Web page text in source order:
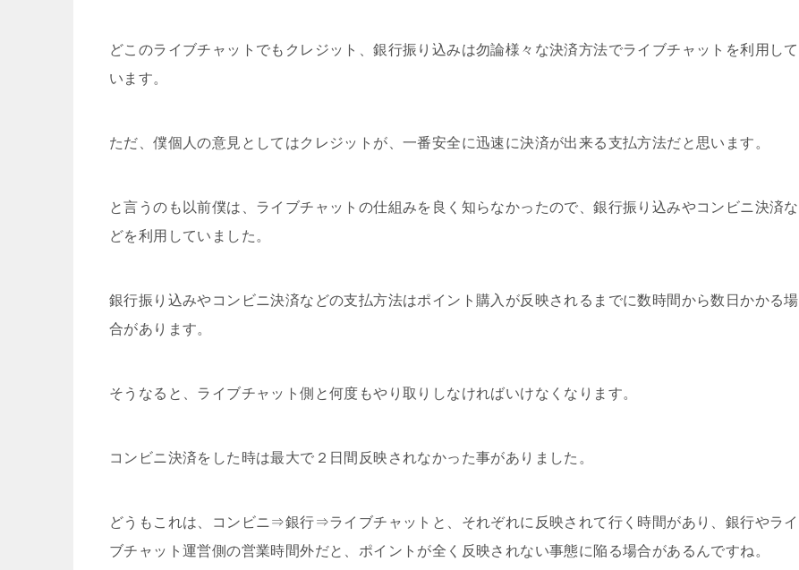
どこのライブチャットでもクレジット、銀行振り込みは勿論様々な決済方法でライブチャットを利用して
います。
ただ、僕個人の意見としてはクレジットが、一番安全に迅速に決済が出来る支払方法だと思います。
と言うのも以前僕は、ライブチャットの仕組みを良く知らなかったので、銀行振り込みやコンビニ決済な
どを利用していました。
銀行振り込みやコンビニ決済などの支払方法はポイント購入が反映されるまでに数時間から数日かかる場
合があります。
そうなると、ライブチャット側と何度もやり取りしなければいけなくなります。
コンビニ決済をした時は最大で２日間反映されなかった事がありました。
どうもこれは、コンビニ⇒銀行⇒ライブチャットと、それぞれに反映されて行く時間があり、銀行やライ
ブチャット運営側の営業時間外だと、ポイントが全く反映されない事態に陥る場合があるんですね。